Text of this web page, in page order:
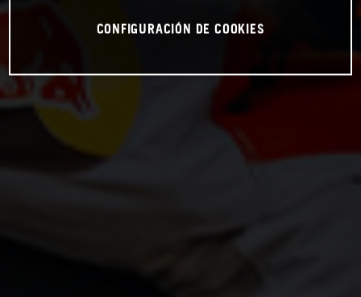
CONFIGURACIÓN DE COOKIES